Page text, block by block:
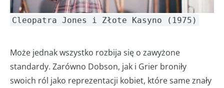
Cleopatra Jones i Złote Kasyno (1975)
Może jednak wszystko rozbija się o zawyżone
standardy. Zarówno Dobson, jak i Grier broniły
swoich ról jako reprezentacji kobiet, które same znały